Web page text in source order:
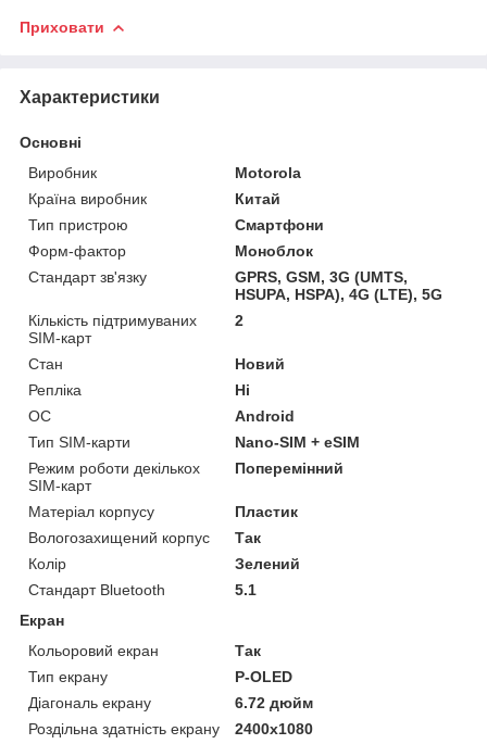
Приховати
Характеристики
Основні
Виробник
Motorola
Країна виробник
Китай
Тип пристрою
Смартфони
Форм-фактор
Моноблок
Стандарт зв'язку
GPRS, GSM, 3G (UMTS,
HSUPA, HSPA), 4G (LTE), 5G
Кількість підтримуваних
SIM-карт
2
Стан
Новий
Репліка
Ні
ОС
Android
Тип SIM-карти
Nano-SIM + eSIM
Режим роботи декількох
SIM-карт
Поперемінний
Матеріал корпусу
Пластик
Вологозахищений корпус
Так
Колір
Зелений
Стандарт Bluetooth
5.1
Екран
Кольоровий екран
Так
Тип екрану
P-OLED
Діагональ екрану
6.72 дюйм
Роздільна здатність екрану
2400x1080